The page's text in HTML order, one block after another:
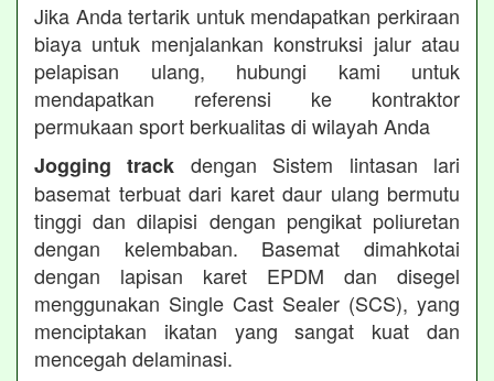
Jika Anda tertarik untuk mendapatkan perkiraan
biaya untuk menjalankan konstruksi jalur atau
pelapisan ulang, hubungi kami untuk
mendapatkan referensi ke kontraktor
permukaan sport berkualitas di wilayah Anda
Jogging track dengan Sistem lintasan lari
basemat terbuat dari karet daur ulang bermutu
tinggi dan dilapisi dengan pengikat poliuretan
dengan kelembaban. Basemat dimahkotai
dengan lapisan karet EPDM dan disegel
menggunakan Single Cast Sealer (SCS), yang
menciptakan ikatan yang sangat kuat dan
mencegah delaminasi.